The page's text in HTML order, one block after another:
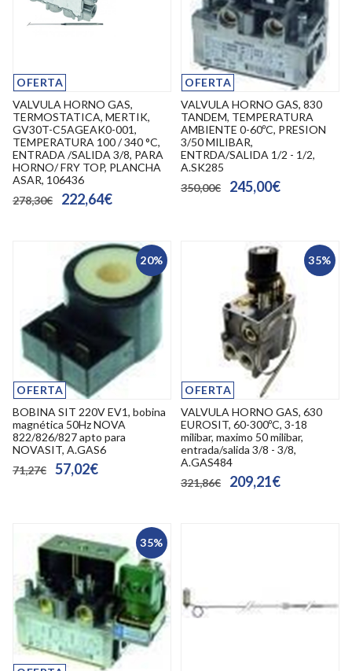
OFERTA
VALVULA HORNO GAS,
TERMOSTATICA, MERTIK,
GV30T-C5AGEAK0-001,
TEMPERATURA 100 / 340 °C,
ENTRADA /SALIDA 3/8, PARA
HORNO/ FRY TOP, PLANCHA
ASAR, 106436
278,30€
222,64€
OFERTA
VALVULA HORNO GAS, 830
TANDEM, TEMPERATURA
AMBIENTE 0-60ºC, PRESION
3/50 MILIBAR,
ENTRDA/SALIDA 1/2 - 1/2,
A.SK285
350,00€
245,00€
20%
OFERTA
BOBINA SIT 220V EV1, bobina
magnética 50Hz NOVA
822/826/827 apto para
NOVASIT, A.GAS6
71,27€
57,02€
35%
OFERTA
VALVULA HORNO GAS, 630
EUROSIT, 60-300ºC, 3-18
milibar, maximo 50 milibar,
entrada/salida 3/8 - 3/8,
A.GAS484
321,86€
209,21€
35%